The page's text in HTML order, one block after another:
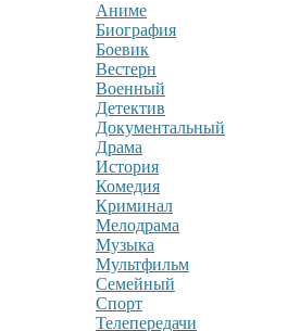
Аниме
Биография
Боевик
Вестерн
Военный
Детектив
Документальный
Драма
История
Комедия
Криминал
Мелодрама
Музыка
Мультфильм
Семейный
Спорт
Телепередачи